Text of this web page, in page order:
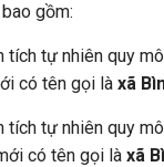
gồm:
tích tự nhiên quy
có tên gọi là xã
tích tự nhiên quy
có tên gọi là xã